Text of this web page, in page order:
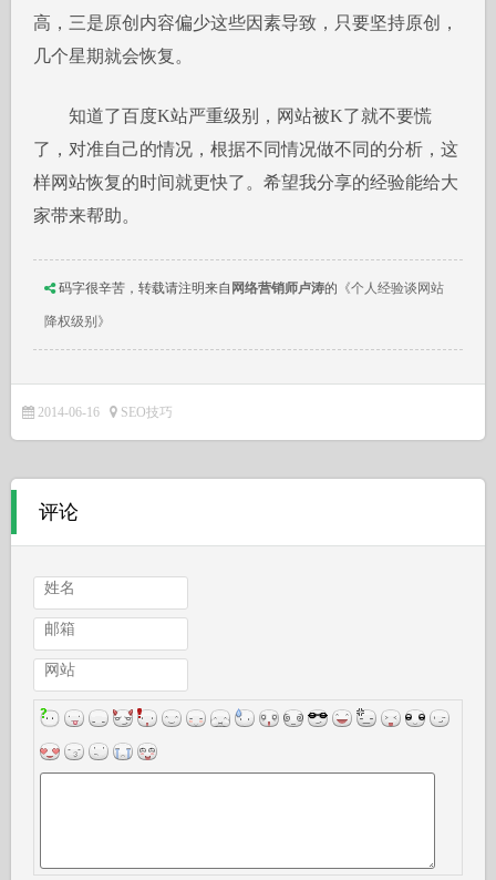
高，三是原创内容偏少这些因素导致，只要坚持原创，
几个星期就会恢复。
知道了百度K站严重级别，网站被K了就不要慌
了，对准自己的情况，根据不同情况做不同的分析，这
样网站恢复的时间就更快了。希望我分享的经验能给大
家带来帮助。
码字很辛苦，转载请注明来自 网络营销师卢涛的 《个人经验谈网站
降权级别》
2014-06-16 SEO技巧
评论
姓名
邮箱
网站